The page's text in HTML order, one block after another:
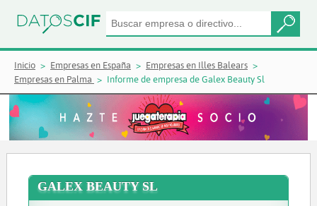
Inicio Empresas en España
Empresas en Illes Balears
Empresas en Palma
Informe de empresa de Galex Beauty Sl
GALEX BEAUTY SL